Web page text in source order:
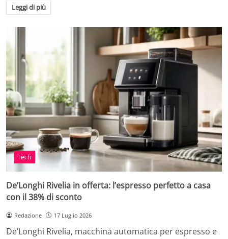
Leggi di più
Tech
De’Longhi Rivelia in offerta: l’espresso perfetto a casa
con il 38% di sconto
Redazione 17 Luglio 2026
De’Longhi Rivelia, macchina automatica per espresso e